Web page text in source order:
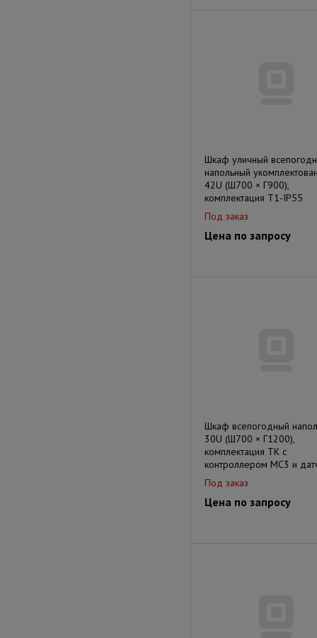
Шкаф уличный
напольный
42U (Ш700 × Г900),
комплектация Т1-IP55
Под заказ
Цена по запросу
Шкаф всепогодный
30U (Ш700 × Г1200),
комплектация ТК с
контроллером MC3 и
Под заказ
Цена по запросу